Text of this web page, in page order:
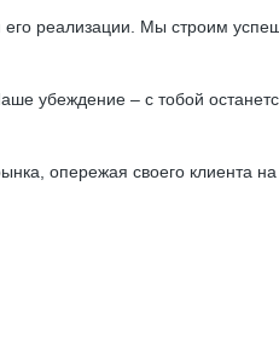
реализации. Мы строим
убеждение – с тобой
опережая своего клиента